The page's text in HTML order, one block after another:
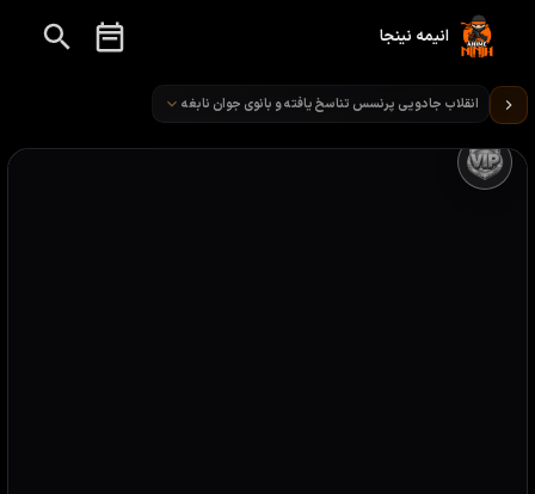
انیمه نینجا
تماشای انیمه انقلاب جادویی پرنسس تناسخ یافته و بانوی جوان نابغه قسمت 5
انقلاب جادویی پرنسس تناسخ یافته و بانوی جوان نابغه